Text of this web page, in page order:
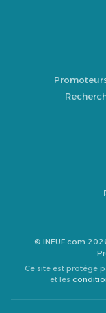
© INEUF.com
Ce site est protégé
et les